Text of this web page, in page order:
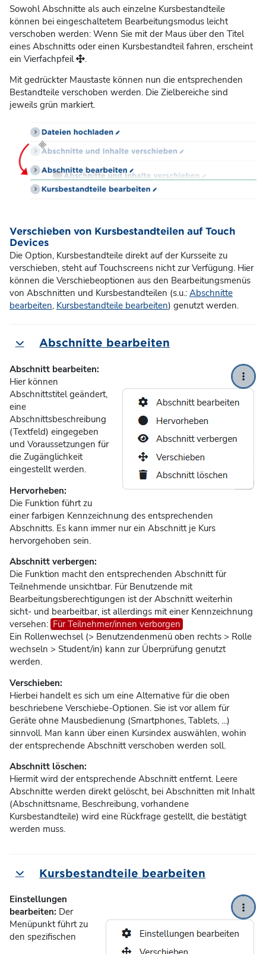
Sowohl Abschnitte als auch einzelne Kursbestandteile
können bei eingeschaltetem Bearbeitungsmodus leicht
verschoben werden: Wenn Sie mit der Maus über den Titel
eines Abschnitts oder einen Kursbestandteil fahren, erscheint
ein Vierfachpfeil
.
Mit gedrückter Maustaste können nun die entsprechenden
Bestandteile verschoben werden. Die Zielbereiche sind
jeweils grün markiert.
Verschieben von Kursbestandteilen auf Touch
Devices
Die Option, Kursbestandteile direkt auf der Kursseite zu
verschieben, steht auf Touchscreens nicht zur Verfügung. Hier
können die Verschiebeoptionen aus den Bearbeitungsmenüs
von Abschnitten und Kursbestandteilen (s.u.: Abschnitte
bearbeiten, Kursbestandteile bearbeiten) genutzt werden.
EinklappenAbschnitte bearbeiten
Abschnitt bearbeiten:
Hier können
Abschnittstitel geändert,
eine
Abschnittsbeschreibung
(Textfeld) eingegeben
und Voraussetzungen für
die Zugänglichkeit
eingestellt werden.
Hervorheben:
Die Funktion führt zu
einer farbigen Kennzeichnung des entsprechenden
Abschnitts. Es kann immer nur ein Abschnitt je Kurs
hervorgehoben sein.
Abschnitt verbergen:
Die Funktion macht den entsprechenden Abschnitt für
Teilnehmende unsichtbar. Für Benutzende mit
Bearbeitungsberechtigungen ist der Abschnitt weiterhin
sicht- und bearbeitbar, ist allerdings mit einer Kennzeichnung
versehen: Für Teilnehmer/innen verborgen
Ein Rollenwechsel (> Benutzendenmenü oben rechts > Rolle
wechseln > Student/in) kann zur Überprüfung genutzt
werden.
Verschieben:
Hierbei handelt es sich um eine Alternative für die oben
beschriebene Verschiebe-Optionen. Sie ist vor allem für
Geräte ohne Mausbedienung (Smartphones, Tablets, ...)
sinnvoll. Man kann über einen Kursindex auswählen, wohin
der entsprechende Abschnitt verschoben werden soll.
Abschnitt löschen:
Hiermit wird der entsprechende Abschnitt entfernt. Leere
Abschnitte werden direkt gelöscht, bei Abschnitten mit Inhalt
(Abschnittsname, Beschreibung, vorhandene
Kursbestandteile) wird eine Rückfrage gestellt, die bestätigt
werden muss.
EinklappenKursbestandteile bearbeiten
Einstellungen
bearbeiten: Der
Menüpunkt führt zu
den spezifischen